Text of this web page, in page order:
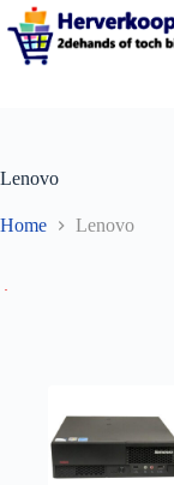
Lenovo
Home Lenovo